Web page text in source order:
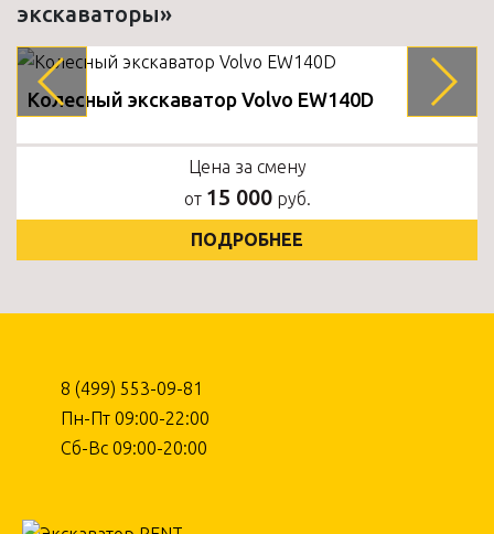
экскаваторы»
Колесный экскаватор Volvo EW140D
Цена за смену
от 15 000руб.
ПОДРОБНЕЕ
8 (499) 553-09-81
Пн-Пт 09:00-22:00
Сб-Вс 09:00-20:00